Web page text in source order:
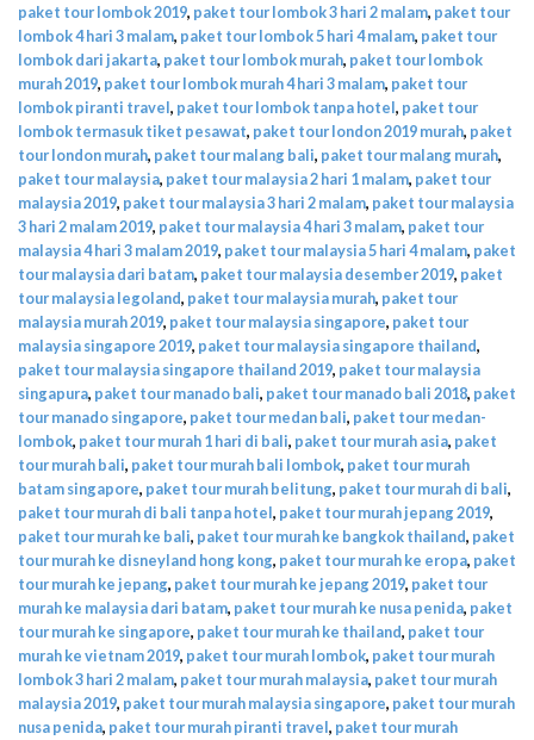
paket tour lombok 2019, paket tour lombok 3 hari 2 malam, paket tour
lombok 4 hari 3 malam, paket tour lombok 5 hari 4 malam, paket tour
lombok dari jakarta, paket tour lombok murah, paket tour lombok
murah 2019, paket tour lombok murah 4 hari 3 malam, paket tour
lombok piranti travel, paket tour lombok tanpa hotel, paket tour
lombok termasuk tiket pesawat, paket tour london 2019 murah, paket
tour london murah, paket tour malang bali, paket tour malang murah,
paket tour malaysia, paket tour malaysia 2 hari 1 malam, paket tour
malaysia 2019, paket tour malaysia 3 hari 2 malam, paket tour malaysia
3 hari 2 malam 2019, paket tour malaysia 4 hari 3 malam, paket tour
malaysia 4 hari 3 malam 2019, paket tour malaysia 5 hari 4 malam, paket
tour malaysia dari batam, paket tour malaysia desember 2019, paket
tour malaysia legoland, paket tour malaysia murah, paket tour
malaysia murah 2019, paket tour malaysia singapore, paket tour
malaysia singapore 2019, paket tour malaysia singapore thailand,
paket tour malaysia singapore thailand 2019, paket tour malaysia
singapura, paket tour manado bali, paket tour manado bali 2018, paket
tour manado singapore, paket tour medan bali, paket tour medan-
lombok, paket tour murah 1 hari di bali, paket tour murah asia, paket
tour murah bali, paket tour murah bali lombok, paket tour murah
batam singapore, paket tour murah belitung, paket tour murah di bali,
paket tour murah di bali tanpa hotel, paket tour murah jepang 2019,
paket tour murah ke bali, paket tour murah ke bangkok thailand, paket
tour murah ke disneyland hong kong, paket tour murah ke eropa, paket
tour murah ke jepang, paket tour murah ke jepang 2019, paket tour
murah ke malaysia dari batam, paket tour murah ke nusa penida, paket
tour murah ke singapore, paket tour murah ke thailand, paket tour
murah ke vietnam 2019, paket tour murah lombok, paket tour murah
lombok 3 hari 2 malam, paket tour murah malaysia, paket tour murah
malaysia 2019, paket tour murah malaysia singapore, paket tour murah
nusa penida, paket tour murah piranti travel, paket tour murah